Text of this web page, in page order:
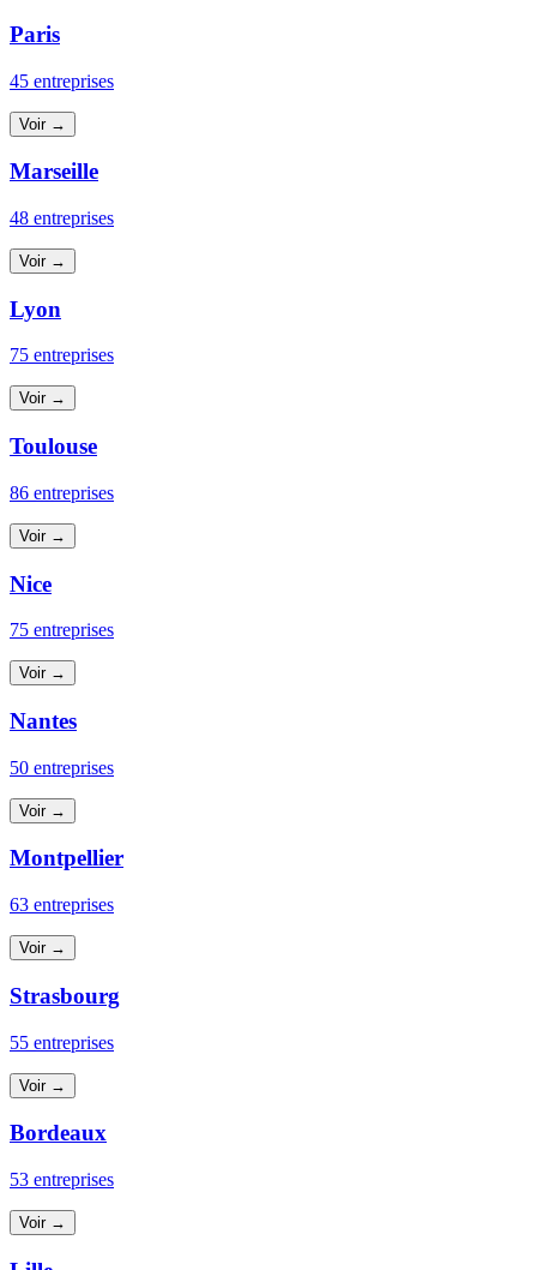
Paris
45 entreprises
Voir →
Marseille
48 entreprises
Voir →
Lyon
75 entreprises
Voir →
Toulouse
86 entreprises
Voir →
Nice
75 entreprises
Voir →
Nantes
50 entreprises
Voir →
Montpellier
63 entreprises
Voir →
Strasbourg
55 entreprises
Voir →
Bordeaux
53 entreprises
Voir →